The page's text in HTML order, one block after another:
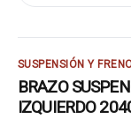
SUSPENSIÓN Y
BRAZO
IZQUIERDO